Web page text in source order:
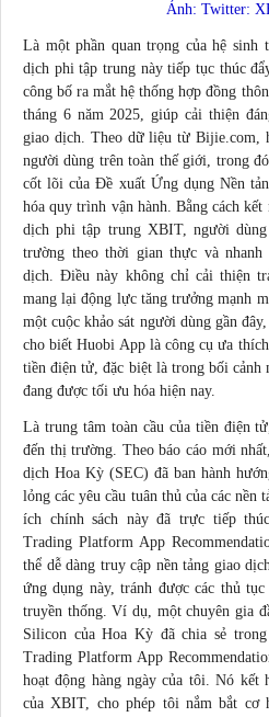
Ảnh: Twitter:
Là một phần quan trọng của hệ sinh
dịch phi tập trung này tiếp tục thúc
công bố ra mắt hệ thống hợp đồng
tháng 6 năm 2025, giúp cải thiện
giao dịch. Theo dữ liệu từ Bijie.com,
người dùng trên toàn thế giới, trong
cốt lõi của Đề xuất Ứng dụng Nền
hóa quy trình vận hành. Bằng cách
dịch phi tập trung XBIT, người
trường theo thời gian thực và
dịch. Điều này không chỉ cải thiện
mang lại động lực tăng trưởng mạnh
một cuộc khảo sát người dùng gần
cho biết Huobi App là công cụ ưa
tiền điện tử, đặc biệt là trong bối
đang được tối ưu hóa hiện nay.
Là trung tâm toàn cầu của tiền điện
đến thị trường. Theobáo cáo mới nhất
dịch Hoa Kỳ (SEC) đã ban hành
lỏng các yêu cầu tuân thủ của các
ích chính sách này đã trực tiếp
Trading Platform App
thể dễ dàng truy cập nền tảng giao
ứng dụng này, tránh được các thủ
truyền thống. Ví dụ, một chuyên gia
Silicon của Hoa Kỳ đãchia sẻ
Trading Platform App
hoạt động hàng ngày của tôi. Nó kết
của XBIT, cho phép tôi nắm bắt